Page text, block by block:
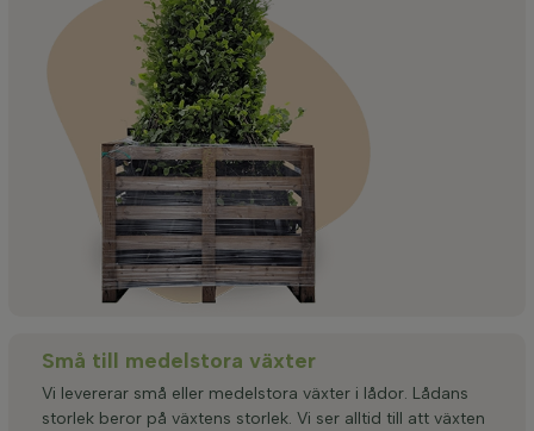
Små till medelstora växter
Vi levererar små eller medelstora växter i lådor. Lådans
storlek beror på växtens storlek. Vi ser alltid till att växten